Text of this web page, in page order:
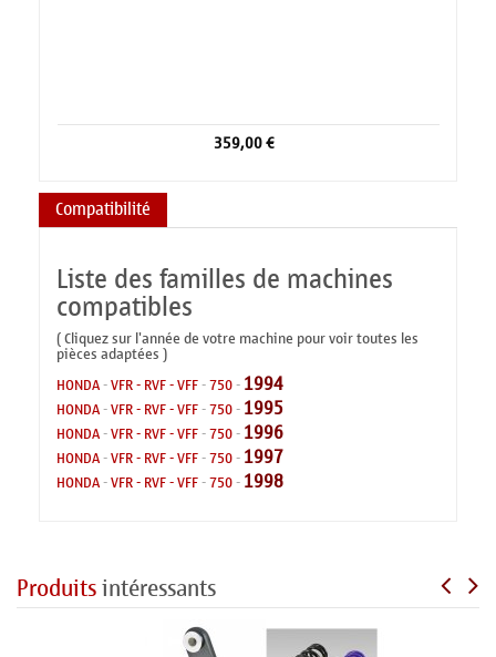
359,00 €
Compatibilité
Liste des familles de machines
compatibles
( Cliquez sur l'année de votre machine pour voir toutes les
pièces adaptées )
HONDA-VFR - RVF - VFF-750-1994
HONDA-VFR - RVF - VFF-750-1995
HONDA-VFR - RVF - VFF-750-1996
HONDA-VFR - RVF - VFF-750-1997
HONDA-VFR - RVF - VFF-750-1998
Produitsintéressants